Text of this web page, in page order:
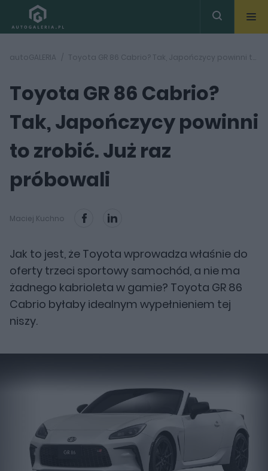
autoGALERIA Toyota GR 86 Cabrio? Tak, Japończycy powinni to zrobić. Już raz próbowali
Toyota GR 86 Cabrio?
Tak, Japończycy powinni
to zrobić. Już raz
próbowali
Maciej Kuchno
Jak to jest, że Toyota wprowadza właśnie do
oferty trzeci sportowy samochód, a nie ma
żadnego kabrioleta w gamie? Toyota GR 86
Cabrio byłaby idealnym wypełnieniem tej
niszy.